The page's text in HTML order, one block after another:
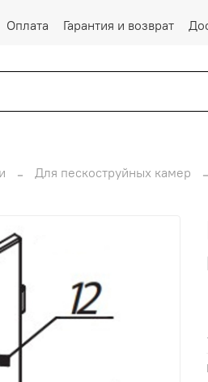
Оплата Гарантия и возврат
Для пескоструйных камер